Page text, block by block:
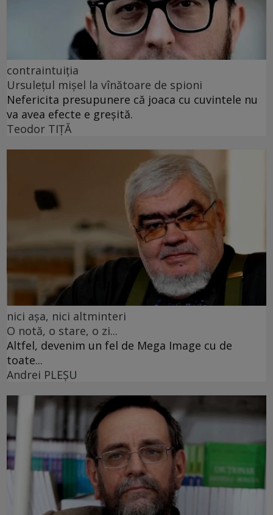
contraintuiția
Ursulețul mișel la vînătoare de spioni
Nefericita presupunere că joaca cu cuvintele nu
va avea efecte e greșită.
Teodor TIŢĂ
nici așa, nici altminteri
O notă, o stare, o zi...
Altfel, devenim un fel de Mega Image cu de
toate...
Andrei PLEŞU